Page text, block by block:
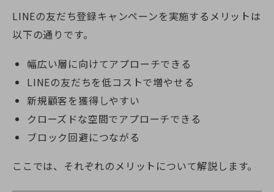
LINEの友だち登録キャンペーンを実施するメリットは
以下の通りです。
幅広い層に向けてアプローチできる
LINEの友だちを低コストで増やせる
新規顧客を獲得しやすい
クローズドな空間でアプローチできる
ブロック回避につながる
ここでは、それぞれのメリットについて解説します。